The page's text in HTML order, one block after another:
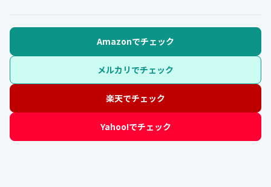
Amazonでチェック
メルカリでチェック
楽天でチェック
Yahoo!でチェック